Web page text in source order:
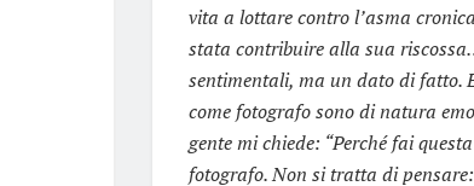
vita a lottare contro l’asma
stata contribuire alla sua
sentimentali, ma un dato di fatto.
come fotografo sono di natura
gente mi chiede: “Perché fai
fotografo. Non si tratta di pensare: